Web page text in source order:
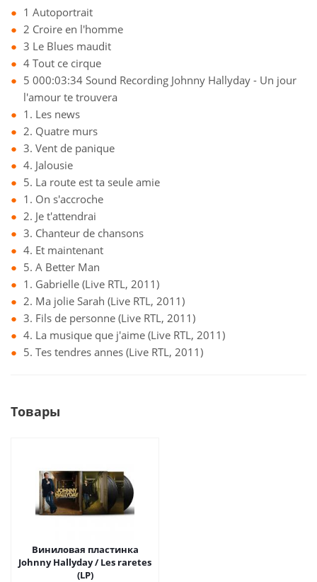
1 Autoportrait
2 Croire en l'homme
3 Le Blues maudit
4 Tout ce cirque
5 000:03:34 Sound Recording Johnny Hallyday - Un jour
l'amour te trouvera
1. Les news
2. Quatre murs
3. Vent de panique
4. Jalousie
5. La route est ta seule amie
1. On s'accroche
2. Je t'attendrai
3. Chanteur de chansons
4. Et maintenant
5. A Better Man
1. Gabrielle (Live RTL, 2011)
2. Ma jolie Sarah (Live RTL, 2011)
3. Fils de personne (Live RTL, 2011)
4. La musique que j'aime (Live RTL, 2011)
5. Tes tendres annes (Live RTL, 2011)
Товары
Виниловая пластинка
Johnny Hallyday / Les raretes
(LP)